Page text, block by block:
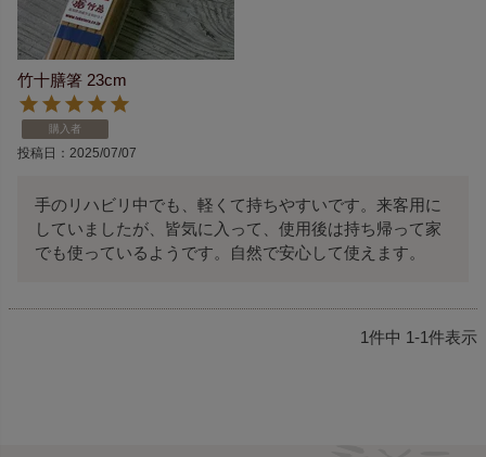
竹十膳箸 23cm
購入者
投稿日 2025/07/07
手のリハビリ中でも、軽くて持ちやすいです。来客用に
していましたが、皆気に入って、使用後は持ち帰って家
でも使っているようです。自然で安心して使えます。
1件中 1-1件表示